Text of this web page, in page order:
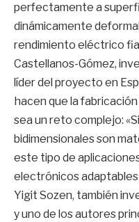
perfectamente a
dinámicamente
rendimiento eléctrico
Castellanos-Gómez,
líder del proyecto en
hacen que la
sea un reto complejo:
bidimensionales son
este tipo de
electrónicos adaptables
Yigit Sozen, también
y uno de los autores